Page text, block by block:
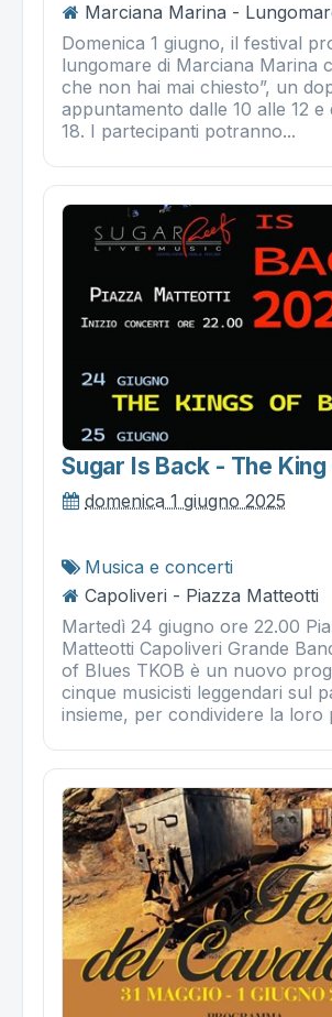
Marciana Marina -
Domenica 1 giugno, il festival
lungomare di Marciana Marina
che non hai mai chiesto”, un
appuntamento dalle 10 alle 12 e
18. I partecipanti potranno...
Sugar Is Back - The
domenica 1 giugno 2025
Musica e concerti
Capoliveri - Piazza Matteotti
Martedì 24 giugno ore 22.00
Matteotti Capoliveri Grande
of Blues TKOB è un nuovo
cinque musicisti leggendari sul
insieme, per condividere la loro